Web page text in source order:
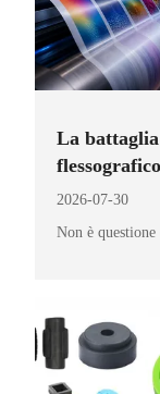
La
2026-07-30
Non è